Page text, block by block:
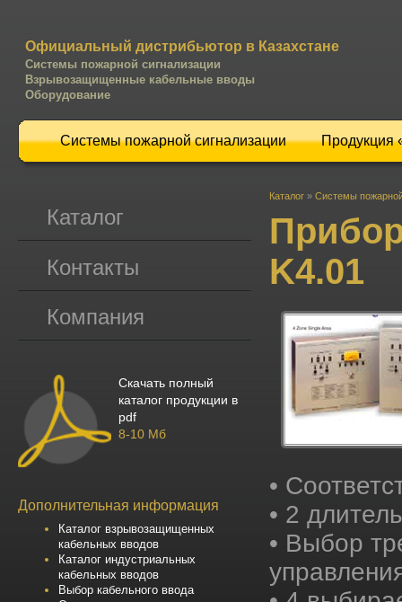
Официальный дистрибьютор в Казахстане
Системы пожарной сигнализации
Взрывозащищенные кабельные вводы
Оборудование
Системы пожарной сигнализации Продукция
Каталог» Системы
K4.01
•
• 2
• Выбор
Каталог
Контакты
Компания
Скачать полный
каталог продукции в
pdf
8-10 Мб
Дополнительная информация
Каталог взрывозащищенных
кабельных вводов
Каталог индустриальных
кабельных вводов
Выбор кабельного ввода